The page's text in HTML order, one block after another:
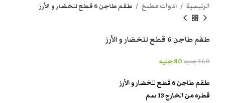
الرئيسية ادوات مطبخ طقم طاجن 6 قطع للخضار و الأرز
طقم طاجن 6 قطع للخضار و الأرز
160جنيه 80جنيه
طقم طاجن 6 قطع للخضار و الأرز
قطره من الخارج 13 سم